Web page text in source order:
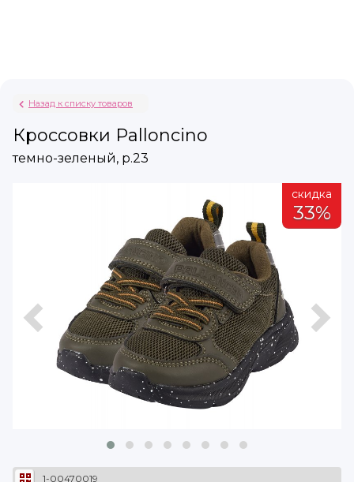
Назад к списку товаров
Кроссовки Palloncino
темно-зеленый, р.23
скидка
33%
1-00470019